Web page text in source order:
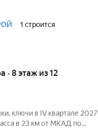
1 строится
· 8 этаж из 12
ключи в IV квартале 2027
в 23 км от МКАД по